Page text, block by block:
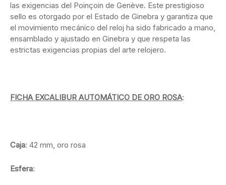
las exigencias del Poinçoin de Genève. Este prestigioso
sello es otorgado por el Estado de Ginebra y garantiza que
el movimiento mecánico del reloj ha sido fabricado a mano,
ensamblado y ajustado en Ginebra y que respeta las
estrictas exigencias propias del arte relojero.
FICHA EXCALIBUR AUTOMÁTICO DE ORO ROSA:
Caja: 42 mm, oro rosa
Esfera: